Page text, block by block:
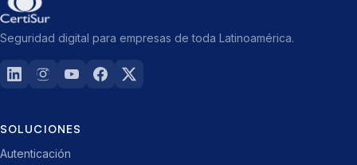
Seguridad digital para empresas de toda Latinoamérica.
SOLUCIONES
Autenticación